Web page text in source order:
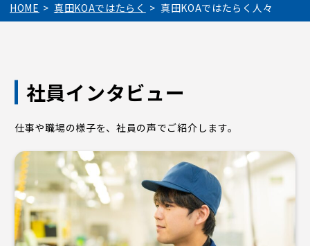
HOME 真田KOAではたらく 真田KOAではたらく人々
社員インタビュー
仕事や職場の様子を、社員の声でご紹介します。